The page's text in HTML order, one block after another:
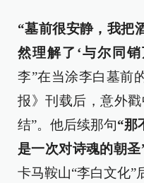
“墓前很安静，我把
然理解了‘与尔同销
李”在当涂李白墓前
报》刊载后，意外
结”。他后续那句“那
是一次对诗魂的朝圣
卡马鞍山“李白文化”